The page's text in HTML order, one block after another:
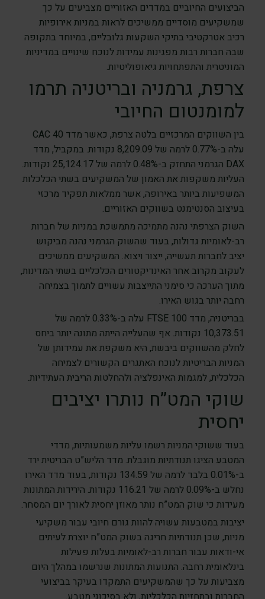
הביצועים החיוביים במדדים האזוריים מצביעים על כך
שמשקיעים מוסדיים ממשיכים לראות במניות אירופיות
רכיב אטרקטיבי בתיקי השקעות גלובליים, במיוחד בתקופה
שבה חברות רבות מפגינות עמידות לנוכח שינויים במדיניות
המוניטרית והתפתחויות גיאופוליטיות.
צרפת, גרמניה ובריטניה תרמו
למומנטום החיובי
בין השווקים המרכזיים בלטה צרפת, כאשר מדד CAC 40
עלה ב-0.77% לרמה של 8,209.09 נקודות. במקביל, מדד
DAX הגרמני התחזק ב-0.48% לרמה של 25,124.17 נקודות.
העליות משקפות את האמון של המשקיעים בשתי הכלכלות
המשפיעות ביותר באירופה, אשר ממלאות תפקיד מרכזי
בעיצוב הסנטימנט בשווקים האזוריים.
השוק הצרפתי נהנה מתמיכה מתמשכת במניות של חברות
רב-לאומיות גדולות, בעוד שהשוק הגרמני נהנה מביקוש
יציב לחברות תעשייה, ייצור ויצוא. המשקיעים ממשיכים
לעקוב מקרוב אחר האינדיקטורים הכלכליים בשתי המדינות,
מתוך הערכה כי סימני התייצבות עשויים לתמוך בצמיחה
רחבה יותר בגוש האירו.
בבריטניה, מדד FTSE 100 עלה ב-0.33% לרמה של
10,373.51 נקודות. אף שהעלייה הייתה מתונה יותר ביחס
לחלק מהשווקים ביבשת, היא משקפת את עמידותן של
המניות הבריטיות לנוכח האתגרים הקשורים לצמיחה
הכלכלית, למגמות האינפלציה ולהחלטות הריבית העתידיות.
שוקי המט”ח נותרו יציבים
יחסית
בעוד ששוקי המניות רשמו עליות משמעותיות, מדדי
המטבע הציגו תנודתיות מוגבלת. מדד הליש”ט הבריטית ירד
ב-0.01% בלבד לרמה של 134.59 נקודות, בעוד מדד האירו
נחלש ב-0.09% לרמה של 116.21 נקודות. הירידות המתונות
מעידות כי שוק המט”ח נותר מאוזן יחסית לאורך יום המסחר.
יציבות במטבעות עשויה להוות גורם חיובי עבור משקיעי
מניות, שכן תנודתיות חריגה בשוק המט”ח יוצרת לעיתים
אי-ודאות עבור חברות רב-לאומיות בעלות פעילות
בינלאומית רחבה. התנועות המתונות שנרשמו במהלך היום
מצביעות על כך שהמשקיעים התמקדו בעיקר בביצועי